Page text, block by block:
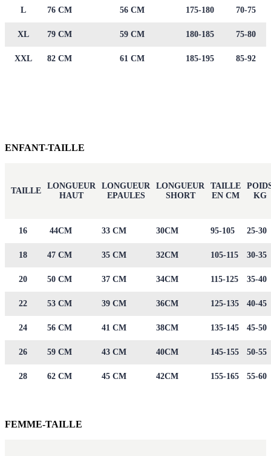
L 76 CM 56 CM 175-180 70-75
XL 79 CM 59 CM 180-185 75-80
XXL 82 CM 61 CM 185-195 85-92
ENFANT-TAILLE
TAILLE
LONGUEUR
HAUT
LONGUEUR
EPAULES
LONGUEUR
SHORT
TAILLE
EN CM
KG
16 44CM 33 CM 30CM 95-105 25-30
18 47 CM 35 CM 32CM 105-115 30-35
20 50 CM 37 CM 34CM 115-125 35-40
22 53 CM 39 CM 36CM 125-135 40-45
24 56 CM 41 CM 38CM 135-145 45-50
26 59 CM 43 CM 40CM 145-155 50-55
28 62 CM 45 CM 42CM 155-165 55-60
FEMME-TAILLE